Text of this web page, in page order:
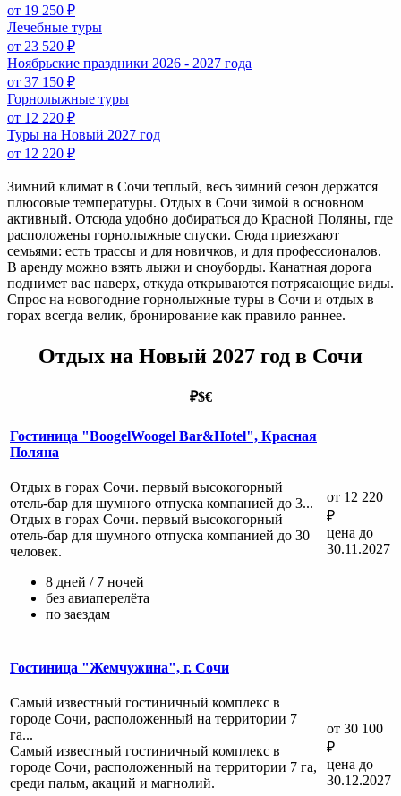
от 19 250 ₽
Лечебные туры
от 23 520 ₽
Ноябрьские праздники 2026 - 2027 года
от 37 150 ₽
Горнолыжные туры
от 12 220 ₽
Туры на Новый 2027 год
от 12 220 ₽
Зимний климат в Сочи теплый, весь зимний сезон держатся
плюсовые температуры. Отдых в Сочи зимой в основном
активный. Отсюда удобно добираться до Красной Поляны, где
расположены горнолыжные спуски. Сюда приезжают
семьями: есть трассы и для новичков, и для профессионалов.
В аренду можно взять лыжи и сноуборды. Канатная дорога
поднимет вас наверх, откуда открываются потрясающие виды.
Спрос на новогодние горнолыжные туры в Сочи и отдых в
горах всегда велик, бронирование как правило раннее.
Отдых на Новый 2027 год в Сочи
₽$€
Гостиница "BoogelWoogel Bar&Hotel", Красная
Поляна
Отдых в горах Сочи. первый высокогорный
отель-бар для шумного отпуска компанией до 3...
Отдых в горах Сочи. первый высокогорный
отель-бар для шумного отпуска компанией до 30
человек.
8 дней / 7 ночей
без авиаперелёта
по заездам
от 12 220
₽
цена до
30.11.2027
Гостиница "Жемчужина", г. Сочи
Самый известный гостиничный комплекс в
городе Сочи, расположенный на территории 7
га...
Самый известный гостиничный комплекс в
городе Сочи, расположенный на территории 7 га,
среди пальм, акаций и магнолий.
от 30 100
₽
цена до
30.12.2027